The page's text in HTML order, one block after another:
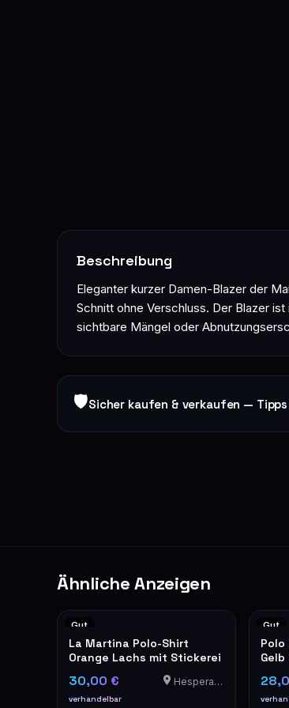
Beschreibung
Eleganter kurzer Damen-Blazer der
Schnitt ohne Verschluss. Der Blazer
sichtbare Mängel oder
🛡Sicher kaufen & verkaufen —
Ähnliche Anzeigen
Gut
La Martina Polo-Shirt
Orange Lachs mit Stickerei
30,00 €
verhandelbar
Hesperange
Gut
Polo